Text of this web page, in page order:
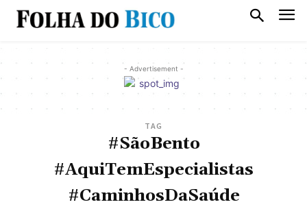
- Advertisement -
TAG
#SãoBento
#AquiTemEspecialistas
#CaminhosDaSaúde